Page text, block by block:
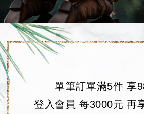
單筆訂單滿5件 享
登入會員 每3000元 再